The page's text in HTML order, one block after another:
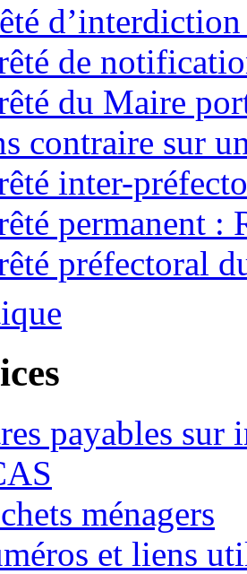
de
du Maire
contraire sur
inter-
permanent :
préfectoral
payables sur
ménagers
et liens